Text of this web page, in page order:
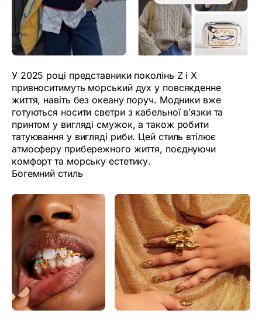
У 2025 році представники поколінь Z і X
привноситимуть морський дух у повсякденне
життя, навіть без океану поруч. Модники вже
готуються носити светри з кабельної в’язки та
принтом у вигляді смужок, а також робити
татуювання у вигляді риби. Цей стиль втілює
атмосферу прибережного життя, поєднуючи
комфорт та морську естетику.
Богемний стиль